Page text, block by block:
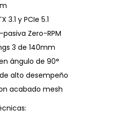
y PCIe 5.1
Zero-RPM
3 de 140mm
ángulo de 90°
alto desempeño
acabado mesh